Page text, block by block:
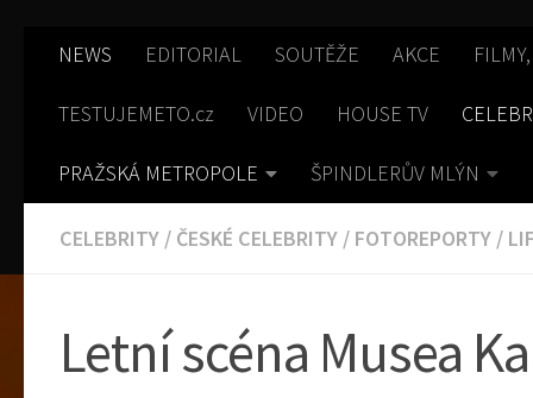
NEWS EDITORIAL SOUTĚŽE AKCE
TESTUJEMETO.cz VIDEO HOUSE TV
PRAŽSKÁ METROPOLE ŠPINDLERŮV MLÝN
CELEBRITY / ČESKÉ CELEBRITY / FOTOREPORTY /
Letní scéna Musea